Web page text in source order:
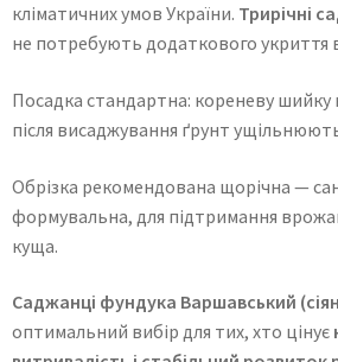
кліматичних умов України. Трирічні
не потребують додаткового укриття
Посадка стандартна: кореневу
після висаджування ґрунт
Обрізка рекомендована щорічна —
формувальна, для підтримання
куща.
Саджанці фундука Варшавський
оптимальний вибір для тих, хто цінує